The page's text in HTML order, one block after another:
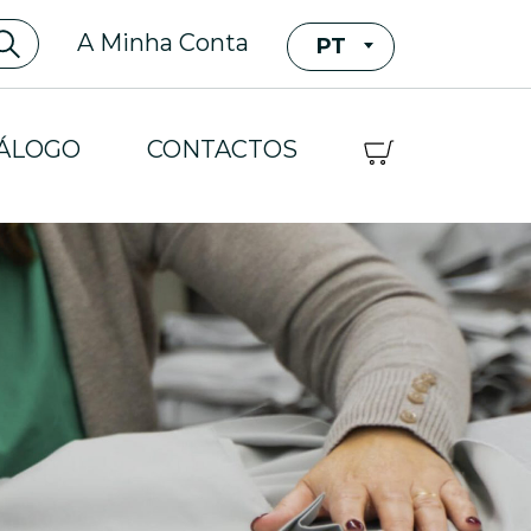
A Minha Conta PT
CONTACTOS